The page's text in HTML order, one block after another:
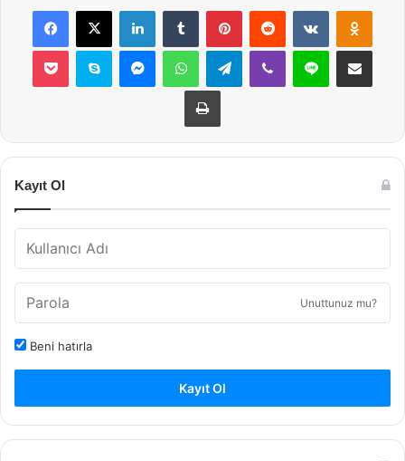
Facebook
X LinkedInTumblr PinterestReddit VKontakte
Pocket Skype MessengerWhatsAppTelegramViber Line E-Posta ile
Yazdır
Kayıt Ol
Unuttunuz mu?
Beni hatırla
Kayıt Ol